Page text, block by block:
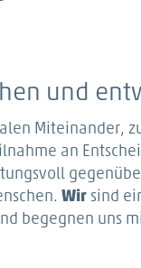
und
Miteinander,
an
Wir sind
begegnen uns